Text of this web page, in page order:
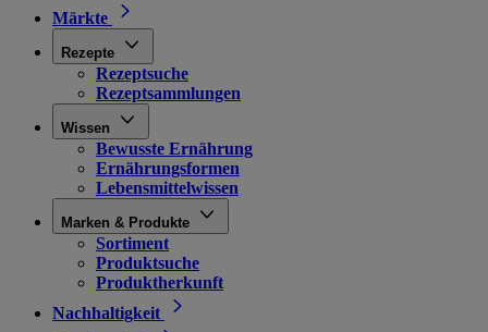
Märkte
Rezepte
Rezeptsuche
Rezeptsammlungen
Wissen
Bewusste Ernährung
Ernährungsformen
Lebensmittelwissen
Marken & Produkte
Sortiment
Produktsuche
Produktherkunft
Nachhaltigkeit